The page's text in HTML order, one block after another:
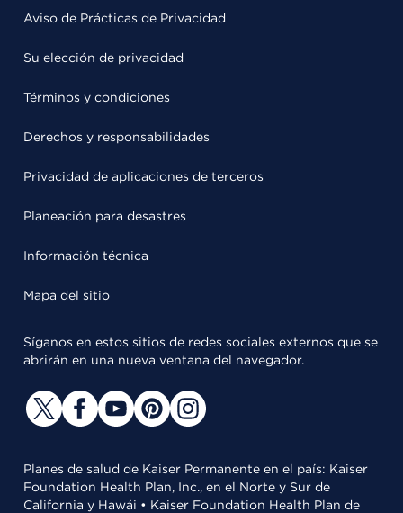
Aviso de Prácticas de Privacidad
Su elección de privacidad
Términos y condiciones
Derechos y responsabilidades
Privacidad de aplicaciones de terceros
Planeación para desastres
Información técnica
Mapa del sitio
Síganos en estos sitios de redes sociales externos que se
abrirán en una nueva ventana del navegador.
Planes de salud de Kaiser Permanente en el país: Kaiser
Foundation Health Plan, Inc., en el Norte y Sur de
California y Hawái • Kaiser Foundation Health Plan de